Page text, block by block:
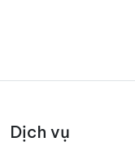
Dịch vụ